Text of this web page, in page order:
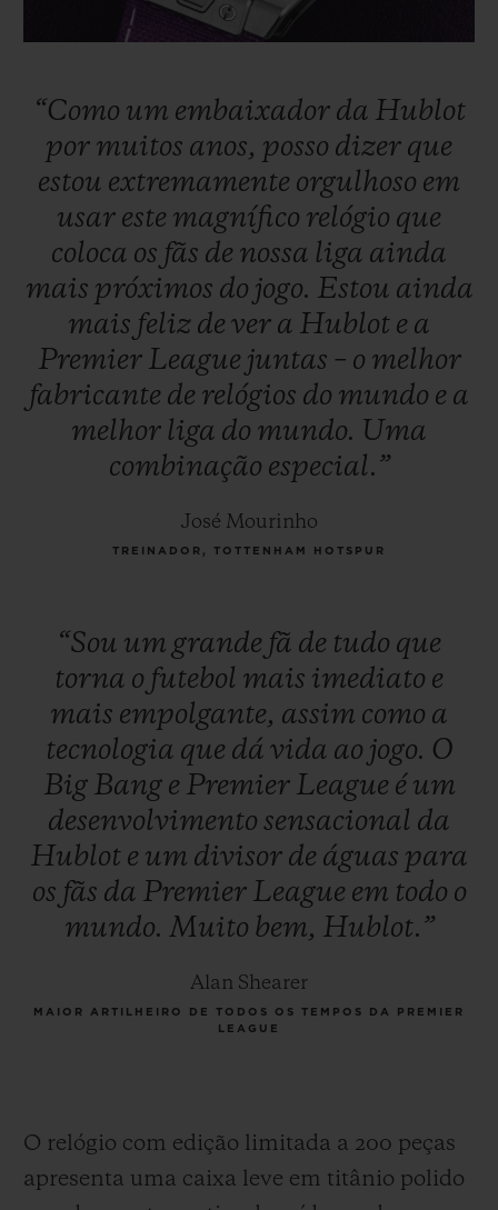
“Como um embaixador da Hublot
por muitos anos, posso dizer que
estou extremamente orgulhoso em
usar este magnífico relógio que
coloca os fãs de nossa liga ainda
mais próximos do jogo. Estou ainda
mais feliz de ver a Hublot e a
Premier League juntas – o melhor
fabricante de relógios do mundo e a
melhor liga do mundo. Uma
combinação especial.”
José Mourinho
TREINADOR, TOTTENHAM HOTSPUR
“Sou um grande fã de tudo que
torna o futebol mais imediato e
mais empolgante, assim como a
tecnologia que dá vida ao jogo. O
Big Bang e Premier League é um
desenvolvimento sensacional da
Hublot e um divisor de águas para
os fãs da Premier League em todo o
mundo. Muito bem, Hublot.”
Alan Shearer
MAIOR ARTILHEIRO DE TODOS OS TEMPOS DA PREMIER
LEAGUE
O relógio com edição limitada a 200 peças
apresenta uma caixa leve em titânio polido